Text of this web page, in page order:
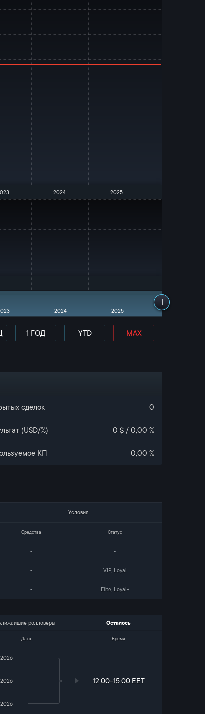
2024 2025
2024 2025
сделок 0
(USD/%) 0 $ / 0,00 %
КП 0,00 %
Условия
Средства Статус
- -
- VIP, Loyal
- Elite, Loyal+
ролловеры Осталось
Дата Время
12:00-15:00 EET